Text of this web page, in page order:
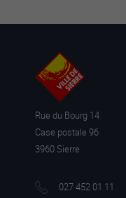
Rue du Bourg 14
Case postale 96
3960 Sierre
027 452 01 11